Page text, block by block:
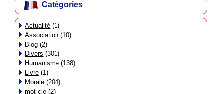
Catégories
Actualité (1)
Association (10)
Blog (2)
Divers (301)
Humanisme (138)
Livre (1)
Morale (204)
mot cle (2)